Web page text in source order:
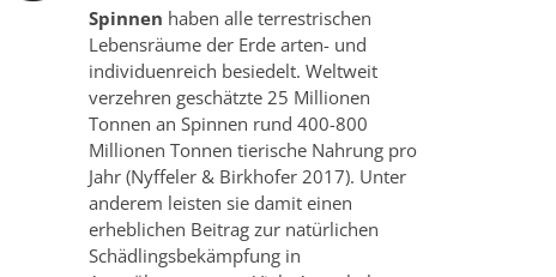
Spinnen haben alle terrestrischen
Lebensräume der Erde arten- und
individuenreich besiedelt. Weltweit
verzehren geschätzte 25 Millionen
Tonnen an Spinnen rund 400-800
Millionen Tonnen tierische Nahrung pro
Jahr (Nyffeler & Birkhofer 2017). Unter
anderem leisten sie damit einen
erheblichen Beitrag zur natürlichen
Schädlingsbekämpfung in